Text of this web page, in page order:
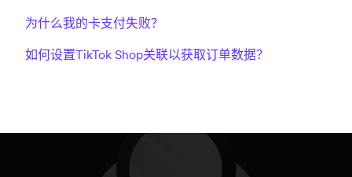
为什么我的卡支付失败？
如何设置TikTok Shop关联以获取订单数据？